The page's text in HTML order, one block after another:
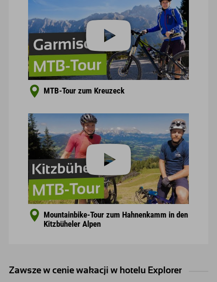
MTB-Tour zum Kreuzeck
Mountainbike-Tour zum Hahnenkamm in den
Kitzbüheler Alpen
Zawsze w cenie wakacji w hotelu Explorer